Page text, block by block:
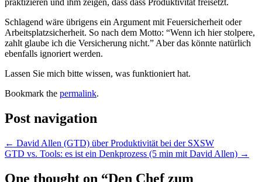
praktizieren und ihm zeigen, dass dass Produktivität freisetzt.
Schlagend wäre übrigens ein Argument mit Feuersicherheit oder
Arbeitsplatzsicherheit. So nach dem Motto: “Wenn ich hier stolpere,
zahlt glaube ich die Versicherung nicht.” Aber das könnte natürlich
ebenfalls ignoriert werden.
Lassen Sie mich bitte wissen, was funktioniert hat.
Bookmark the permalink.
Post navigation
← David Allen (GTD) über Produktivität bei der SXSW
GTD vs. Tools: es ist ein Denkprozess (5 min mit David Allen) →
One thought on “Den Chef zum